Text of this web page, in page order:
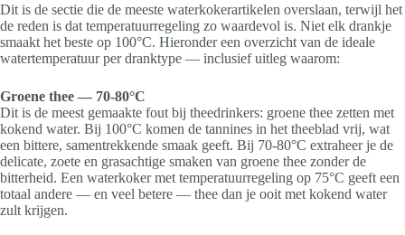
Dit is de sectie die de meeste waterkokerartikelen overslaan, terwijl het
de reden is dat temperatuurregeling zo waardevol is. Niet elk drankje
smaakt het beste op 100°C. Hieronder een overzicht van de ideale
watertemperatuur per dranktype — inclusief uitleg waarom:
Groene thee — 70-80°C
Dit is de meest gemaakte fout bij theedrinkers: groene thee zetten met
kokend water. Bij 100°C komen de tannines in het theeblad vrij, wat
een bittere, samentrekkende smaak geeft. Bij 70-80°C extraheer je de
delicate, zoete en grasachtige smaken van groene thee zonder de
bitterheid. Een waterkoker met temperatuurregeling op 75°C geeft een
totaal andere — en veel betere — thee dan je ooit met kokend water
zult krijgen.